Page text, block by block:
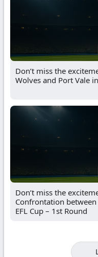
Don’t miss the
Wolves and Port Vale
Don’t miss the
Confrontation
EFL Cup – 1st Round